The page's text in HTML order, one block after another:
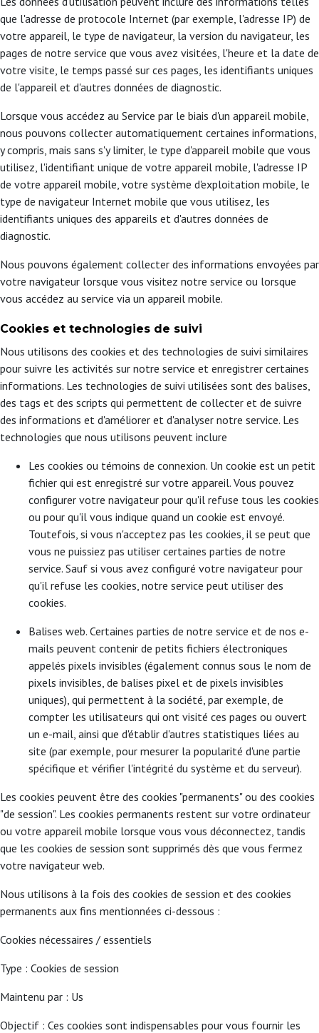
que l'adresse de protocole Internet (par exemple, l'adresse IP) de
votre appareil, le type de navigateur, la version du navigateur, les
pages de notre service que vous avez visitées, l'heure et la date de
votre visite, le temps passé sur ces pages, les identifiants uniques
de l'appareil et d'autres données de diagnostic.
Lorsque vous accédez au Service par le biais d'un appareil mobile,
nous pouvons collecter automatiquement certaines informations,
y compris, mais sans s'y limiter, le type d'appareil mobile que vous
utilisez, l'identifiant unique de votre appareil mobile, l'adresse IP
de votre appareil mobile, votre système d'exploitation mobile, le
type de navigateur Internet mobile que vous utilisez, les
identifiants uniques des appareils et d'autres données de
diagnostic.
Nous pouvons également collecter des informations envoyées par
votre navigateur lorsque vous visitez notre service ou lorsque
vous accédez au service via un appareil mobile.
Cookies et technologies de suivi
Nous utilisons des cookies et des technologies de suivi similaires
pour suivre les activités sur notre service et enregistrer certaines
informations. Les technologies de suivi utilisées sont des balises,
des tags et des scripts qui permettent de collecter et de suivre
des informations et d'améliorer et d'analyser notre service. Les
technologies que nous utilisons peuvent inclure
Les cookies ou témoins de connexion. Un cookie est un petit
fichier qui est enregistré sur votre appareil. Vous pouvez
configurer votre navigateur pour qu'il refuse tous les cookies
ou pour qu'il vous indique quand un cookie est envoyé.
Toutefois, si vous n'acceptez pas les cookies, il se peut que
vous ne puissiez pas utiliser certaines parties de notre
service. Sauf si vous avez configuré votre navigateur pour
qu'il refuse les cookies, notre service peut utiliser des
cookies.
Balises web. Certaines parties de notre service et de nos e-
mails peuvent contenir de petits fichiers électroniques
appelés pixels invisibles (également connus sous le nom de
pixels invisibles, de balises pixel et de pixels invisibles
uniques), qui permettent à la société, par exemple, de
compter les utilisateurs qui ont visité ces pages ou ouvert
un e-mail, ainsi que d'établir d'autres statistiques liées au
site (par exemple, pour mesurer la popularité d'une partie
spécifique et vérifier l'intégrité du système et du serveur).
Les cookies peuvent être des cookies "permanents" ou des cookies
"de session". Les cookies permanents restent sur votre ordinateur
ou votre appareil mobile lorsque vous vous déconnectez, tandis
que les cookies de session sont supprimés dès que vous fermez
votre navigateur web.
Nous utilisons à la fois des cookies de session et des cookies
permanents aux fins mentionnées ci-dessous :
Cookies nécessaires / essentiels
Type : Cookies de session
Maintenu par : Us
Objectif : Ces cookies sont indispensables pour vous fournir les